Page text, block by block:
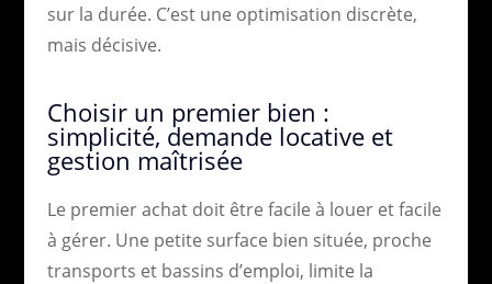
sur la durée. C’est une optimisation discrète,
mais décisive.
Choisir un premier bien :
simplicité, demande locative et
gestion maîtrisée
Le premier achat doit être facile à louer et facile
à gérer. Une petite surface bien située, proche
transports et bassins d’emploi, limite la